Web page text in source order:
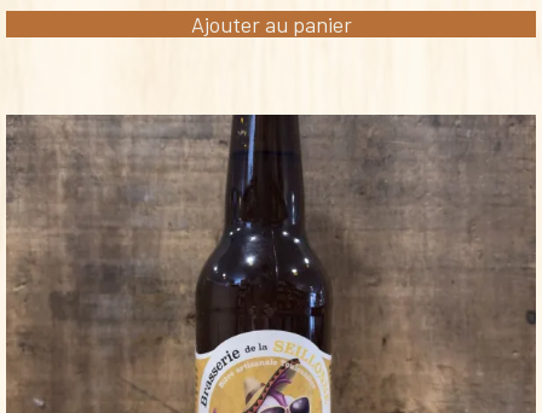
Ajouter au panier